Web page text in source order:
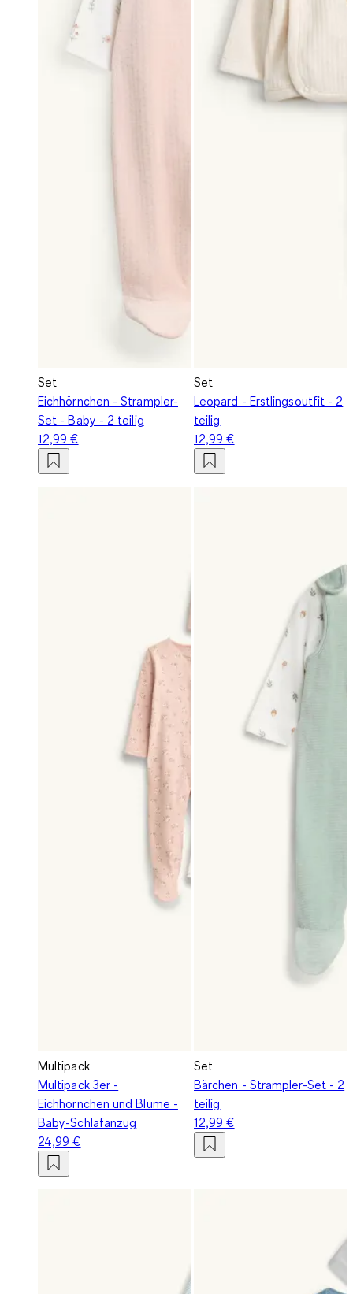
Set
Eichhörnchen - Strampler-
Set - Baby - 2 teilig
12,99 €
Set
Leopard - Erstlingsoutfit - 2
teilig
12,99 €
Multipack
Multipack 3er -
Eichhörnchen und Blume -
Baby-Schlafanzug
24,99 €
Set
Bärchen - Strampler-Set - 2
teilig
12,99 €